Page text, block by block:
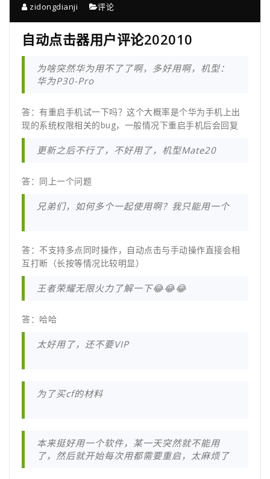
zidongdianji 评论
自动点击器用户评论202010
为啥突然华为用不了了啊，多好用啊，机型：
华为P30-Pro
答：有重启手机试一下吗？这个大概率是个华为手机上出
现的系统权限相关的bug，一般情况下重启手机后会回复
更新之后不行了，不好用了，机型Mate20
答：同上一个问题
兄弟们，如何多个一起使用啊？我只能用一个
答：不支持多点同时操作，自动点击与手动操作直接会相
互打断（长按等情况比较明显）
王者荣耀无限火力了解一下😂😂😂
答：哈哈
太好用了，还不要VIP
为了买cf的材料
本来挺好用一个软件，某一天突然就不能用
了，然后就开始每次用都需要重启，太麻烦了